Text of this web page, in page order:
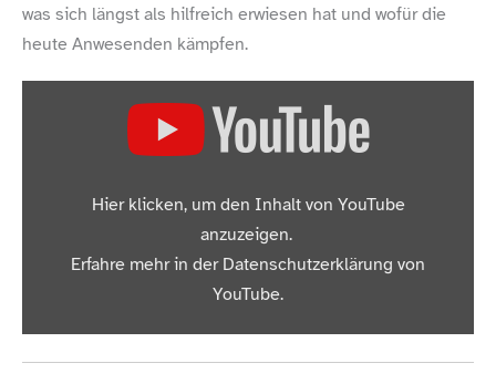
was sich längst als hilfreich erwiesen hat und wofür die
heute Anwesenden kämpfen.
„Zum Gedenktag: Mit würdevoller Substitution und Safe
Supply gegen den Drogentod“ von YouTube anzeigen
Hier klicken, um den Inhalt von YouTube
anzuzeigen.
Erfahre mehr in derDatenschutzerklärung von
YouTube.